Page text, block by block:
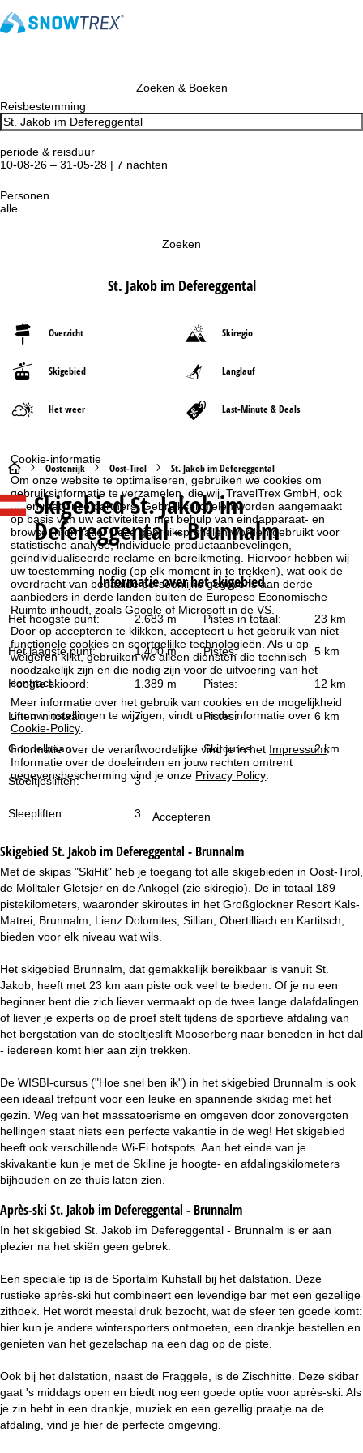
Cookie-informatie
Om onze website te optimaliseren, gebruiken we cookies om
gebruiksinformatie te verzamelen, die wij, TravelTrex GmbH, ook
delen met onze partners. Gebruiksprofielen worden aangemaakt
op basis van uw activiteiten met behulp van eindapparaat- en
browserinformatie. Deze gebruiksprofielen worden gebruikt voor
statistische analyse, individuele productaanbevelingen,
geïndividualiseerde reclame en bereikmeting. Hiervoor hebben wij
uw toestemming nodig (op elk moment in te trekken), wat ook de
overdracht van bepaalde persoonlijke gegevens aan derde
aanbieders in derde landen buiten de Europese Economische
Ruimte inhoudt, zoals Google of Microsoft in de VS.
Door opaccepteren te klikken, accepteert u het gebruik van niet-
functionele cookies en soortgelijke technologieën. Als u op
weigerenklikt, gebruiken we alleen diensten die technisch
noodzakelijk zijn en die nodig zijn voor de uitvoering van het
contract.
Meer informatie over het gebruik van cookies en de mogelijkheid
om uw instellingen te wijzigen, vindt u in de informatie over
Cookie-Policy
Informatie over de verantwoordelijke vind je in het Impressum.
Informatie over de doeleinden en jouw rechten omtrent
gegevensbescherming vind je onze Privacy Policy
Accepteren
Zoeken & Boeken
Reisbestemming
periode & reisduur
10-08-26 – 31-05-28 | 7 nachten
Personen
alle
Zoeken
St. Jakob im Defereggental
Overzicht Skiregio
Skigebied Langlauf
Het weer Last-Minute & Deals
S
t
a
r
t
p
a
g
i
n
Oostenrijk Oost-Tirol St. Jakob im Defereggental
SkigebiedSt. Jakob im
Defereggental - Brunnalm
Informatie over het skigebied
Het hoogste punt: 2.683 m Pistes in totaal: 23 km
Het laagste punt: 1.400 m Pistes: 5 km
Hoogte skioord: 1.389 m Pistes: 12 km
Liften in totaal: 7 Pistes: 6 km
Gondelbaan: 1 Skiroutes: 2 km
Stoeltjesliften: 3
Sleepliften: 3
Skigebied St. Jakob im Defereggental - Brunnalm
Met de skipas "SkiHit" heb je toegang tot alle skigebieden in Oost-Tirol,
de Mölltaler Gletsjer en de Ankogel (zie skiregio). De in totaal 189
pistekilometers, waaronder skiroutes in het Großglockner Resort Kals-
Matrei, Brunnalm, Lienz Dolomites, Sillian, Obertilliach en Kartitsch,
bieden voor elk niveau wat wils.
Het skigebied Brunnalm, dat gemakkelijk bereikbaar is vanuit St.
Jakob, heeft met 23 km aan piste ook veel te bieden. Of je nu een
beginner bent die zich liever vermaakt op de twee lange dalafdalingen
of liever je experts op de proef stelt tijdens de sportieve afdaling van
het bergstation van de stoeltjeslift Mooserberg naar beneden in het dal
- iedereen komt hier aan zijn trekken.
De WISBI-cursus ("Hoe snel ben ik") in het skigebied Brunnalm is ook
een ideaal trefpunt voor een leuke en spannende skidag met het
gezin. Weg van het massatoerisme en omgeven door zonovergoten
hellingen staat niets een perfecte vakantie in de weg! Het skigebied
heeft ook verschillende Wi-Fi hotspots. Aan het einde van je
skivakantie kun je met de Skiline je hoogte- en afdalingskilometers
bijhouden en ze thuis laten zien.
Après-ski St. Jakob im Defereggental - Brunnalm
In het skigebied St. Jakob im Defereggental - Brunnalm is er aan
plezier na het skiën geen gebrek.
Een speciale tip is de Sportalm Kuhstall bij het dalstation. Deze
rustieke après-ski hut combineert een levendige bar met een gezellige
zithoek. Het wordt meestal druk bezocht, wat de sfeer ten goede komt:
hier kun je andere wintersporters ontmoeten, een drankje bestellen en
genieten van het gezelschap na een dag op de piste.
Ook bij het dalstation, naast de Fraggele, is de Zischhitte. Deze skibar
gaat 's middags open en biedt nog een goede optie voor après-ski. Als
je zin hebt in een drankje, muziek en een gezellig praatje na de
afdaling, vind je hier de perfecte omgeving.